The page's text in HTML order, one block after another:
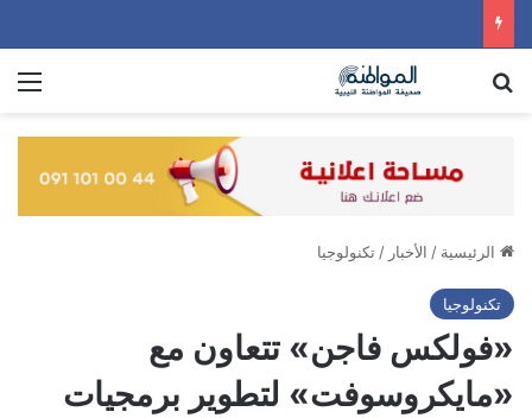
الرئيسية / الأخبار / تكنولوجيا
تكنولوجيا
«فولكس فاجن» تتعاون مع
«مايكروسوفت» لتطوير برمجيات